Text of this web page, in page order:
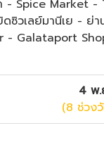
- Spice Market -
ซิวเลย์มานีเย - ย่
- Galataport
4 พ.
(8 ช่วง